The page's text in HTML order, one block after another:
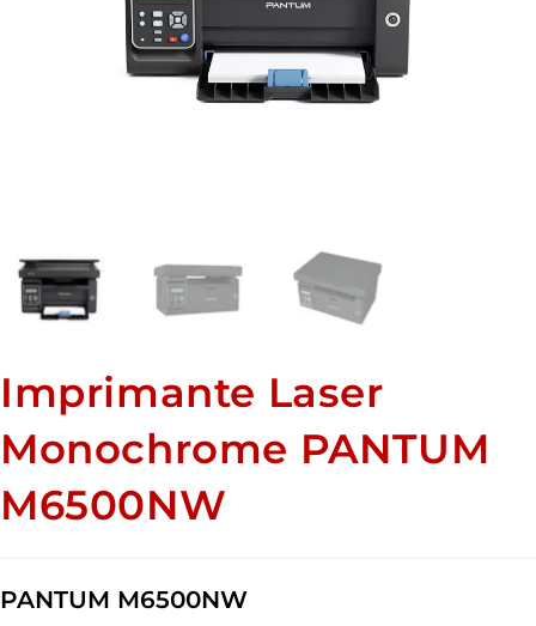
Imprimante Laser
Monochrome PANTUM
M6500NW
PANTUM M6500NW